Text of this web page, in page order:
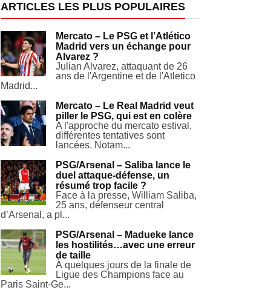
ARTICLES LES PLUS POPULAIRES
Mercato – Le PSG et l’Atlético
Madrid vers un échange pour
Alvarez ?
Julian Alvarez, attaquant de 26
ans de l'Argentine et de l'Atletico
Madrid...
Mercato – Le Real Madrid veut
piller le PSG, qui est en colère
A l'approche du mercato estival,
différentes tentatives sont
lancées. Notam...
PSG/Arsenal – Saliba lance le
duel attaque-défense, un
résumé trop facile ?
Face à la presse, William Saliba,
25 ans, défenseur central
d’Arsenal, a pl...
PSG/Arsenal – Madueke lance
les hostilités…avec une erreur
de taille
À quelques jours de la finale de
Ligue des Champions face au
Paris Saint-Ge...